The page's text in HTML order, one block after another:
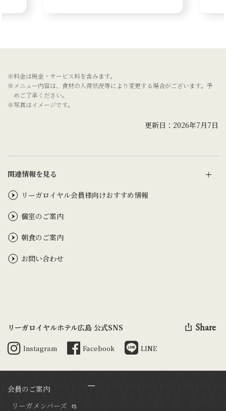
※料金は税金・サービス料を含みます。
※メニュー内容は、食材の入荷状況等により変更する場合がございます。予
めご了承ください。
※写真はイメージです。
更新日：2026年7月7日
関連情報を見る
リーガロイヤル会員様向けおすすめ情報
個室のご案内
朝食のご案内
お問い合わせ
リーガロイヤルホテル広島 公式SNS
Instagram Facebook LINE
Share
会員のご案内
リーガメンバーズ